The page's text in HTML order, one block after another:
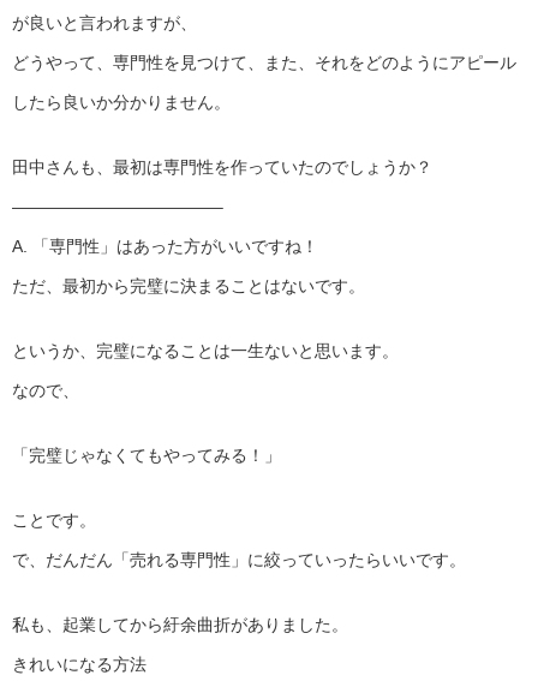
が良いと言われますが、
どうやって、専門性を見つけて、また、それをどのようにアピール
したら良いか分かりません。
田中さんも、最初は専門性を作っていたのでしょうか？
————————————–
A. 「専門性」はあった方がいいですね！
ただ、最初から完璧に決まることはないです。
というか、完璧になることは一生ないと思います。
なので、
「完璧じゃなくてもやってみる！」
ことです。
で、だんだん「売れる専門性」に絞っていったらいいです。
私も、起業してから紆余曲折がありました。
きれいになる方法